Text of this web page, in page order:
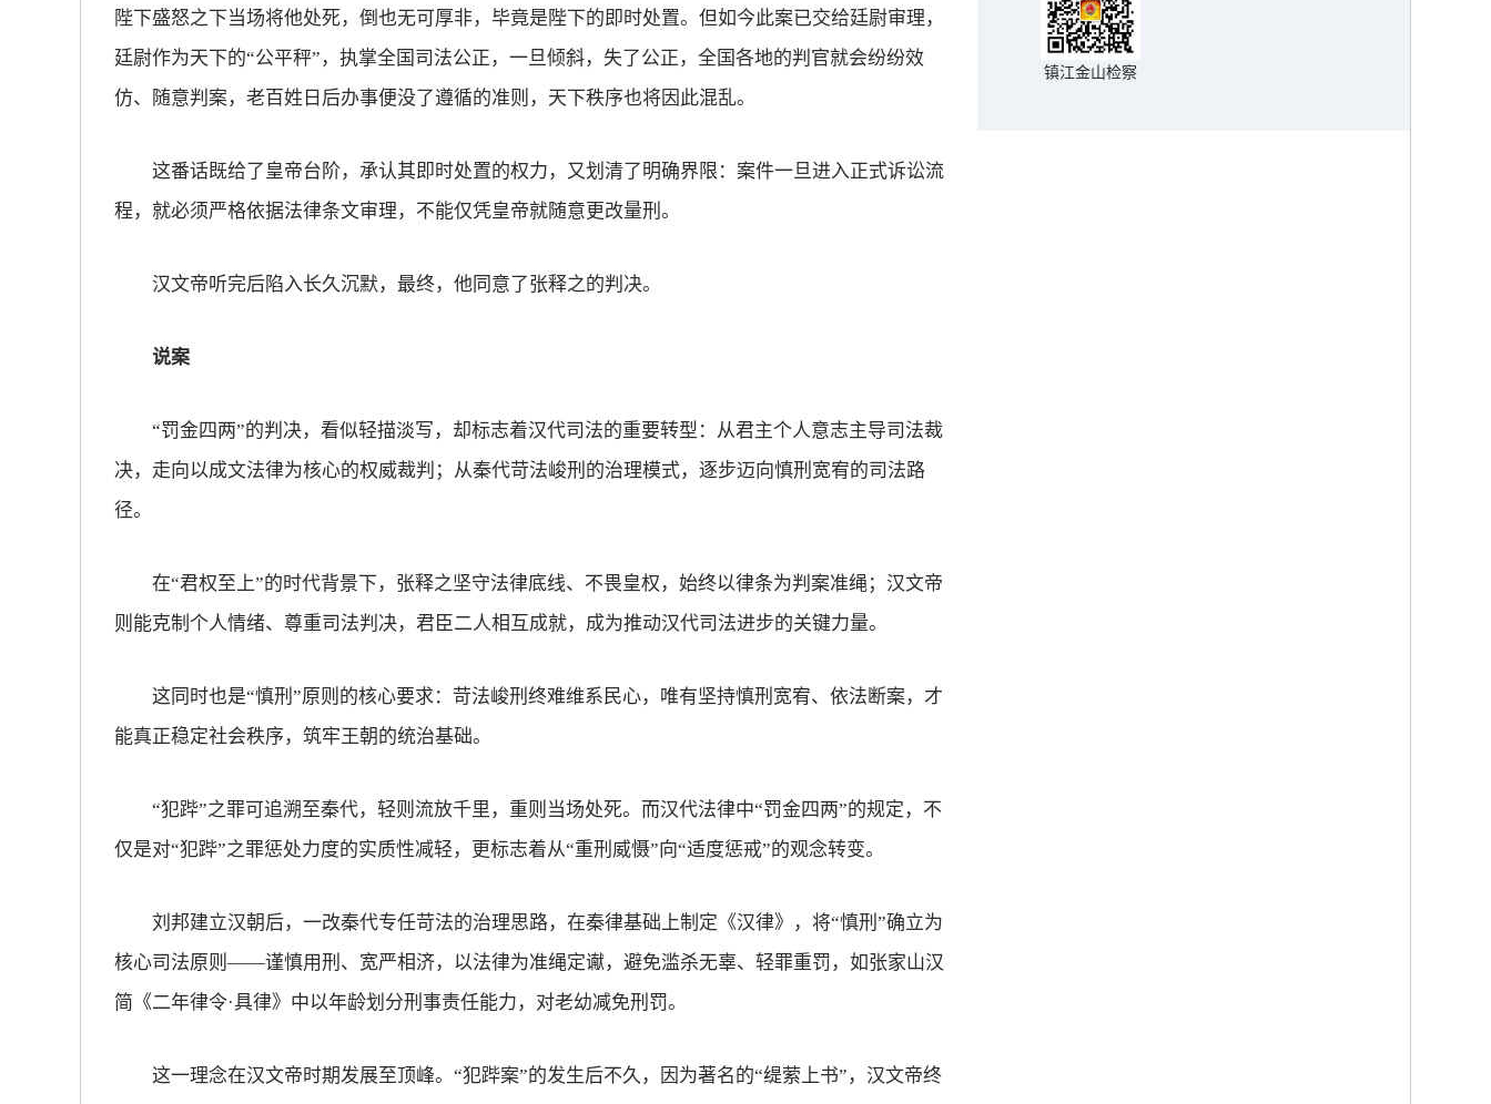
陛下盛怒之下当场将他处死，倒也无可厚非，毕竟是陛下的即时处置。但如今此案已交给廷尉审理，
廷尉作为天下的“公平秤”，执掌全国司法公正，一旦倾斜，失了公正，全国各地的判官就会纷纷效
仿、随意判案，老百姓日后办事便没了遵循的准则，天下秩序也将因此混乱。
这番话既给了皇帝台阶，承认其即时处置的权力，又划清了明确界限：案件一旦进入正式诉讼流
程，就必须严格依据法律条文审理，不能仅凭皇帝就随意更改量刑。
汉文帝听完后陷入长久沉默，最终，他同意了张释之的判决。
说案
“罚金四两”的判决，看似轻描淡写，却标志着汉代司法的重要转型：从君主个人意志主导司法裁
决，走向以成文法律为核心的权威裁判；从秦代苛法峻刑的治理模式，逐步迈向慎刑宽宥的司法路
径。
在“君权至上”的时代背景下，张释之坚守法律底线、不畏皇权，始终以律条为判案准绳；汉文帝
则能克制个人情绪、尊重司法判决，君臣二人相互成就，成为推动汉代司法进步的关键力量。
这同时也是“慎刑”原则的核心要求：苛法峻刑终难维系民心，唯有坚持慎刑宽宥、依法断案，才
能真正稳定社会秩序，筑牢王朝的统治基础。
“犯跸”之罪可追溯至秦代，轻则流放千里，重则当场处死。而汉代法律中“罚金四两”的规定，不
仅是对“犯跸”之罪惩处力度的实质性减轻，更标志着从“重刑威慑”向“适度惩戒”的观念转变。
刘邦建立汉朝后，一改秦代专任苛法的治理思路，在秦律基础上制定《汉律》，将“慎刑”确立为
核心司法原则——谨慎用刑、宽严相济，以法律为准绳定谳，避免滥杀无辜、轻罪重罚，如张家山汉
简《二年律令·具律》中以年龄划分刑事责任能力，对老幼减免刑罚。
这一理念在汉文帝时期发展至顶峰。“犯跸案”的发生后不久，因为著名的“缇萦上书”，汉文帝终
镇江金山检察